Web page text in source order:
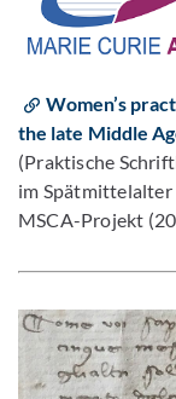
Women’s
the late Middle
(Praktische
im
MSCA-Projekt